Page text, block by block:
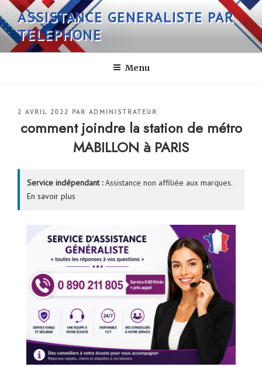
Aller
au
contenu
principal
ASSISTANCE GENERALISTE PAR
TELEPHONE
Menu
PUBLIÉ
2 AVRIL 2022 PAR ADMINISTRATEUR
comment joindre la station de métro
MABILLON à PARIS
Service indépendant :Assistance non affiliée aux marques.
En savoir plus